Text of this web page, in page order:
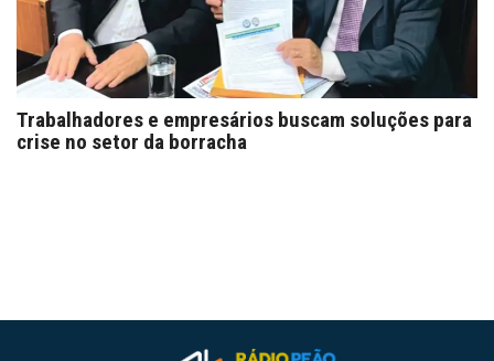
Trabalhadores e empresários buscam soluções para
crise no setor da borracha